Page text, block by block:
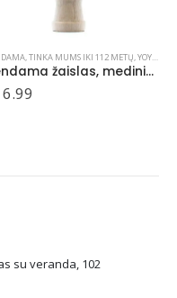
,TINKA MUMS IKI 112 METŲ,YOYO, KENDAMA
Kendama žaislas, medinis/žalias
su veranda, 102